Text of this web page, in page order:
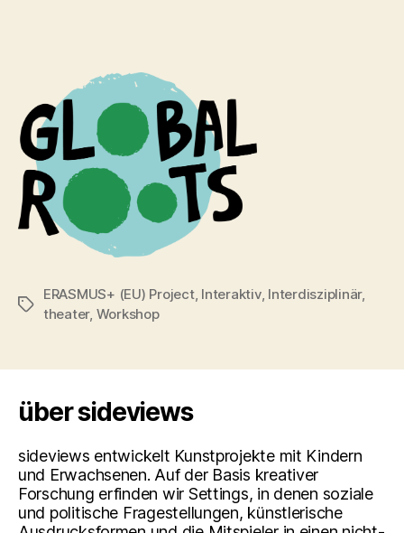
Schlagwörter
ERASMUS+ (EU) Project, Interaktiv, Interdisziplinär,
theater, Workshop
über sideviews
sideviews entwickelt Kunstprojekte mit Kindern
und Erwachsenen. Auf der Basis kreativer
Forschung erfinden wir Settings, in denen soziale
und politische Fragestellungen, künstlerische